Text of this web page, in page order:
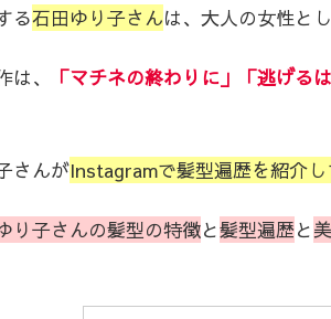
る石田ゆり子さんは、大人の女性と
、 「マチネの終わりに」「逃げる
さんがInstagramで髪型遍歴を紹介し
り子さんの髪型の特徴と髪型遍歴と